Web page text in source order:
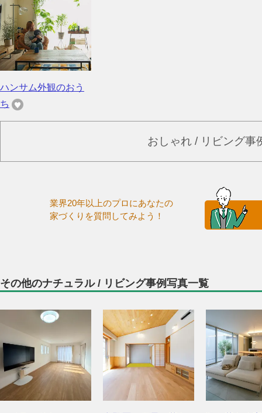
ハンサム外観のおう
ち
おしゃれ / リビング事
業界20年以上のプロにあなたの
家づくりを質問してみよう！
その他のナチュラル / リビング事例写真一覧